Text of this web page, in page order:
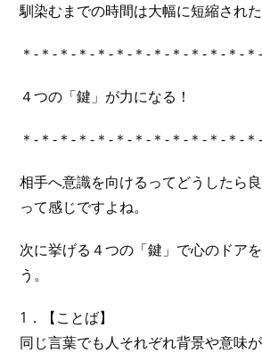
馴染むまでの時間は大幅に短縮された
＊-＊-＊-＊-＊-＊-＊-＊-＊-＊-＊-＊-＊
４つの「鍵」が力になる！
＊-＊-＊-＊-＊-＊-＊-＊-＊-＊-＊-＊-＊
相手へ意識を向けるってどうしたら
って感じですよね。
次に挙げる４つの「鍵」で心のドア
う。
1．【ことば】
同じ言葉でも人それぞれ背景や意味が